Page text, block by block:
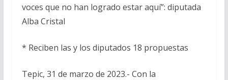
voces que no han logrado estar aquí”: diputada
Alba Cristal
* Reciben las y los diputados 18 propuestas
Tepic, 31 de marzo de 2023.- Con la